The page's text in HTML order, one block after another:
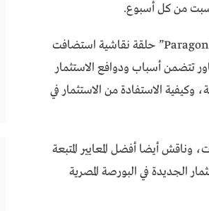
من كل أسبوع.
وفي هذا السياق، عُقدت يوم الجمعة الموافق 4 – أغسطس – 2023 في “Paragon Hub” حلقة نقاشية استضافت
تتضمن أسباب ودوافع الاستثمار
وكيفية الاستفادة من الاستثمار في
وناقش أيضا أفضل المعايير المتبعة
الجديدة في البورصة المصرية